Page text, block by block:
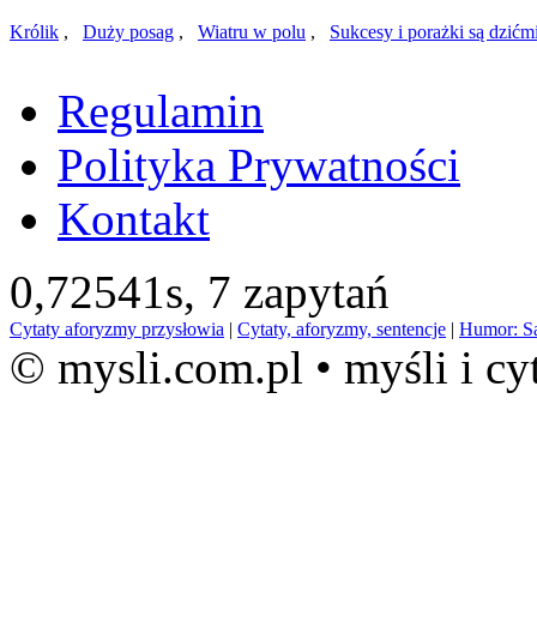
Królik , Duży posag , Wiatru w polu , Sukcesy i porażki są
Regulamin
Polityka Prywatności
Kontakt
0,72541s, 7 zapytań
Cytaty aforyzmy przysłowia | Cytaty, aforyzmy, sentencje | Humor:
© mysli.com.pl • myśli i